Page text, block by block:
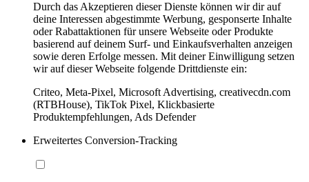
Durch das Akzeptieren dieser Dienste können wir dir auf
deine Interessen abgestimmte Werbung, gesponserte Inhalte
oder Rabattaktionen für unsere Webseite oder Produkte
basierend auf deinem Surf- und Einkaufsverhalten anzeigen
sowie deren Erfolge messen. Mit deiner Einwilligung setzen
wir auf dieser Webseite folgende Drittdienste ein:
Criteo, Meta-Pixel, Microsoft Advertising, creativecdn.com
(RTBHouse), TikTok Pixel, Klickbasierte
Produktempfehlungen, Ads Defender
Erweitertes Conversion-Tracking